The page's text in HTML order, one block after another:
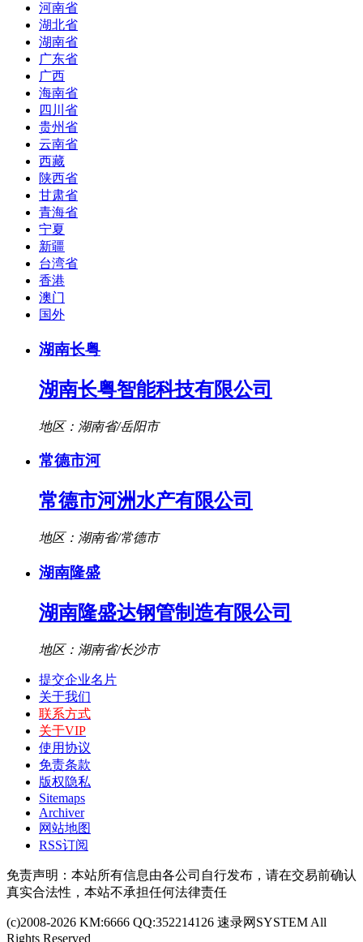
河南省
湖北省
湖南省
广东省
广西
海南省
四川省
贵州省
云南省
西藏
陕西省
甘肃省
青海省
宁夏
新疆
台湾省
香港
澳门
国外
湖南长粤
湖南长粤智能科技有限公司
地区：湖南省/岳阳市
常德市河
常德市河洲水产有限公司
地区：湖南省/常德市
湖南隆盛
湖南隆盛达钢管制造有限公司
地区：湖南省/长沙市
提交企业名片
关于我们
联系方式
关于VIP
使用协议
免责条款
版权隐私
Sitemaps
Archiver
网站地图
RSS订阅
免责声明：本站所有信息由各公司自行发布，请在交易前确认
真实合法性，本站不承担任何法律责任
(c)2008-2026 KM:6666 QQ:352214126 速录网SYSTEM All
Rights Reserved